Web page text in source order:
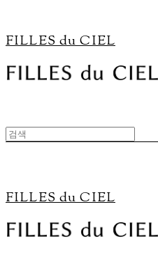
FILLES du CIEL
FILLES du CIEL